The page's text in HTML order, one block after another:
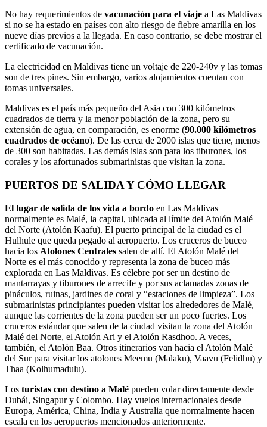
No hay requerimientos de vacunación para el viaje a Las Maldivas
si no se ha estado en países con alto riesgo de fiebre amarilla en los
nueve días previos a la llegada. En caso contrario, se debe mostrar el
certificado de vacunación.
La electricidad en Maldivas tiene un voltaje de 220-240v y las tomas
son de tres pines. Sin embargo, varios alojamientos cuentan con
tomas universales.
Maldivas es el país más pequeño del Asia con 300 kilómetros
cuadrados de tierra y la menor población de la zona, pero su
extensión de agua, en comparación, es enorme (90.000 kilómetros
cuadrados de océano). De las cerca de 2000 islas que tiene, menos
de 300 son habitadas. Las demás islas son para los tiburones, los
corales y los afortunados submarinistas que visitan la zona.
PUERTOS DE SALIDA Y CÓMO LLEGAR
El lugar de salida de los vida a bordo en Las Maldivas
normalmente es Malé, la capital, ubicada al límite del Atolón Malé
del Norte (Atolón Kaafu). El puerto principal de la ciudad es el
Hulhule que queda pegado al aeropuerto. Los cruceros de buceo
hacia los Atolones Centrales salen de allí. El Atolón Malé del
Norte es el más conocido y representa la zona de buceo más
explorada en Las Maldivas. Es célebre por ser un destino de
mantarrayas y tiburones de arrecife y por sus aclamadas zonas de
pináculos, ruinas, jardines de coral y “estaciones de limpieza”. Los
submarinistas principiantes pueden visitar los alrededores de Malé,
aunque las corrientes de la zona pueden ser un poco fuertes. Los
cruceros estándar que salen de la ciudad visitan la zona del Atolón
Malé del Norte, el Atolón Ari y el Atolón Rasdhoo. A veces,
también, el Atolón Baa. Otros itinerarios van hacia el Atolón Malé
del Sur para visitar los atolones Meemu (Malaku), Vaavu (Felidhu) y
Thaa (Kolhumadulu).
Los turistas con destino a Malé pueden volar directamente desde
Dubái, Singapur y Colombo. Hay vuelos internacionales desde
Europa, América, China, India y Australia que normalmente hacen
escala en los aeropuertos mencionados anteriormente.